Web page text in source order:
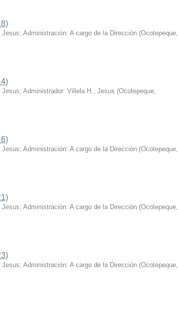
Administración: A cargo de la Dirección (Ocotepeque,
Administrador: Villela H., Jesus (Ocotepeque,
Administración: A cargo de la Dirección (Ocotepeque,
Administración: A cargo de la Dirección (Ocotepeque,
Administración: A cargo de la Dirección (Ocotepeque,